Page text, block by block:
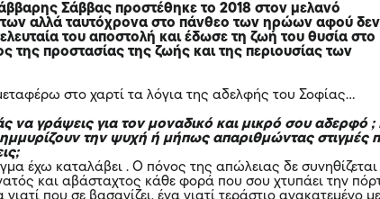
Σάββας προστέθηκε το 2018 στον μελανό
αλλά ταυτόχρονα στο πάνθεο των ηρώων αφού δεν
του αποστολή και έδωσε τη ζωή του θυσία στο
της προστασίας της ζωής και της περιουσίας των
στο χαρτί τα λόγια της αδελφής του Σοφίας…
να γράψεις για τον μοναδικό και μικρό σου αδερφό
την ψυχή ή μήπως απαριθμώντας στιγμές
έχω καταλάβει . Ο πόνος της απώλειας δε συνηθίζεται
και αβάσταχτος κάθε φορά που σου χτυπάει την
που σε βασανίζει, ένα γιατί τεράστιο ανακατεμένο με